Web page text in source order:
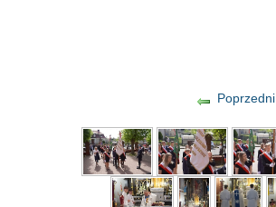
Poprzedni